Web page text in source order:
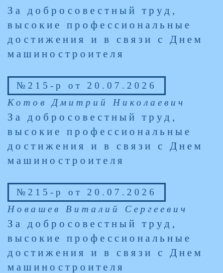
За добросовестный труд,
высокие профессиональные
достижения и в связи с Днем
машиностроителя
№215-р от 20.07.2026
Котов Дмитрий Николаевич
За добросовестный труд,
высокие профессиональные
достижения и в связи с Днем
машиностроителя
№215-р от 20.07.2026
Новашев Виталий Сергеевич
За добросовестный труд,
высокие профессиональные
достижения и в связи с Днем
машиностроителя